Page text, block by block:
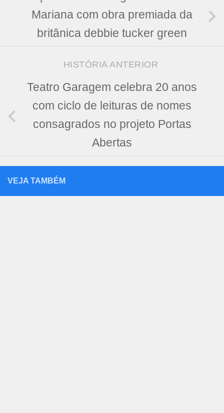
Mariana com obra premiada da
britânica debbie tucker green
HISTÓRIA ANTERIOR
Teatro Garagem celebra 20 anos
com ciclo de leituras de nomes
consagrados no projeto Portas
Abertas
VEJA TAMBÉM